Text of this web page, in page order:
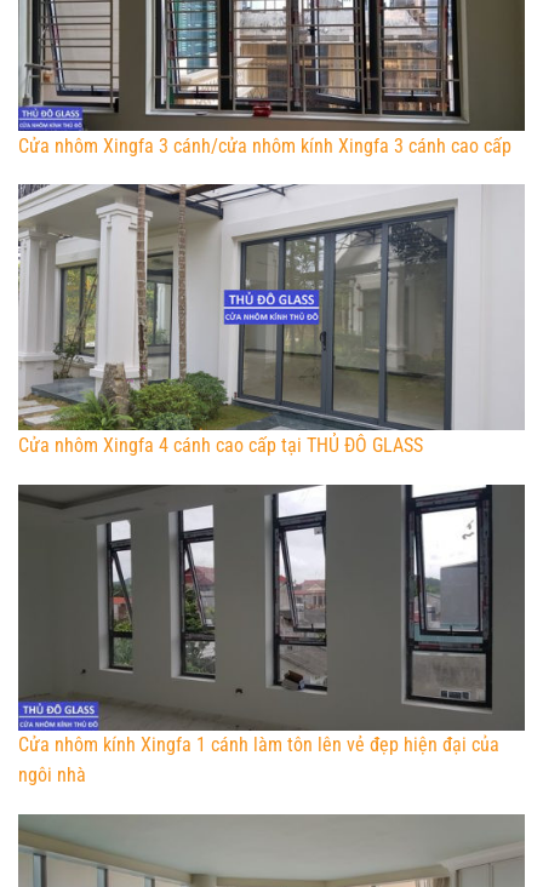
Cửa nhôm Xingfa 3 cánh/cửa nhôm kính Xingfa 3 cánh cao cấp
Cửa nhôm Xingfa 4 cánh cao cấp tại THỦ ĐÔ GLASS
Cửa nhôm kính Xingfa 1 cánh làm tôn lên vẻ đẹp hiện đại của
ngôi nhà